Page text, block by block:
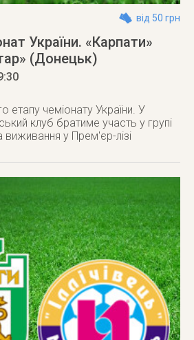
від 50 грн
України. «Карпати»
(Донецьк)
етапу чеміонату України. У
клуб братиме участь у групі
у Прем'єр-лізі